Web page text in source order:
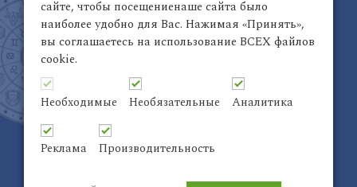
Латвия, Рига,
Электронный адрес:
info@astrodata.lv
Inter@ktiv
сайте, чтобы посещениенаше сайта было
наиболее удобно для Вас. Нажимая «Принять»,
вы соглашаетесь на использование ВСЕХ файлов
cookie.
Необходимые Необязательные Аналитика
Реклама Производительность